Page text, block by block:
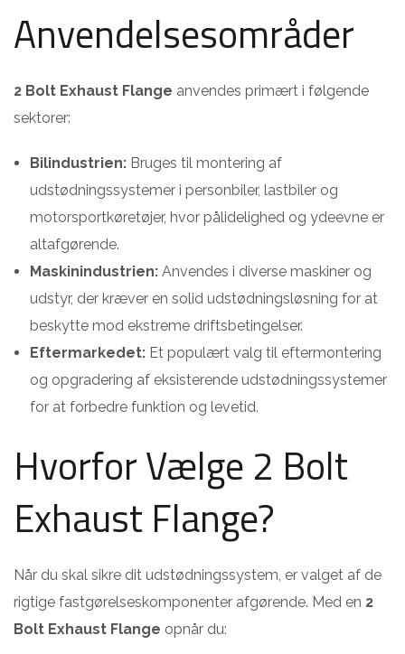
Anvendelsesområder
2 Bolt Exhaust Flange anvendes primært i følgende
sektorer:
Bilindustrien: Bruges til montering af
udstødningssystemer i personbiler, lastbiler og
motorsportkøretøjer, hvor pålidelighed og ydeevne er
altafgørende.
Maskinindustrien: Anvendes i diverse maskiner og
udstyr, der kræver en solid udstødningsløsning for at
beskytte mod ekstreme driftsbetingelser.
Eftermarkedet: Et populært valg til eftermontering
og opgradering af eksisterende udstødningssystemer
for at forbedre funktion og levetid.
Hvorfor Vælge 2 Bolt
Exhaust Flange?
Når du skal sikre dit udstødningssystem, er valget af de
rigtige fastgørelseskomponenter afgørende. Med en 2
Bolt Exhaust Flange opnår du: